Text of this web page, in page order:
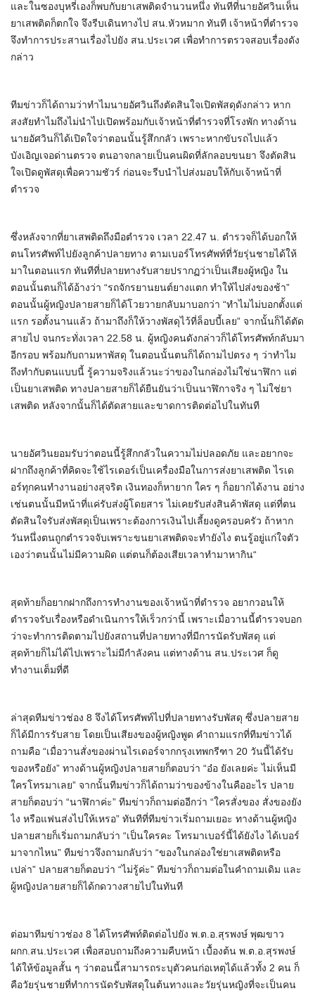
และในซองบุหรี่เองก็พบกับยาเสพติดจำนวนหนึ่ง ทันทีที่นายอัศวินเห็น
ยาเสพติดก็ตกใจ จึงรีบเดินทางไป สน.หัวหมาก ทันที เจ้าหน้าที่ตำรวจ
จึงทำการประสานเรื่องไปยัง สน.ประเวศ เพื่อทำการตรวจสอบเรื่องดัง
กล่าว
ทีมข่าวก็ได้ถามว่าทำไมนายอัศวินถึงตัดสินใจเปิดพัสดุดังกล่าว หาก
สงสัยทำไมถึงไม่นำไปเปิดพร้อมกับเจ้าหน้าที่ตำรวจที่โรงพัก ทางด้าน
นายอัศวินก็ได้เปิดใจว่าตอนนั้นรู้สึกกลัว เพราะหากขับรถไปแล้ว
บังเอิญเจอด่านตรวจ ตนอาจกลายเป็นคนผิดที่ลักลอบขนยา จึงตัดสิน
ใจเปิดดูพัสดุเพื่อความชัวร์ ก่อนจะรีบนำไปส่งมอบให้กับเจ้าหน้าที่
ตำรวจ
ซึ่งหลังจากที่ยาเสพติดถึงมือตำรวจ เวลา 22.47 น. ตำรวจก็ได้บอกให้
ตนโทรศัพท์ไปยังลูกค้าปลายทาง ตามเบอร์โทรศัพท์ที่วัยรุ่นชายได้ให้
มาในตอนแรก ทันทีที่ปลายทางรับสายปรากฏว่าเป็นเสียงผู้หญิง ใน
ตอนนั้นตนก็ได้อ้างว่า “รถจักรยานยนต์ยางแตก ทำให้ไปส่งของช้า”
ตอนนั้นผู้หญิงปลายสายก็ได้โวยวายกลับมาบอกว่า “ทำไมไม่บอกตั้งแต่
แรก รอตั้งนานแล้ว ถ้ามาถึงก็ให้วางพัสดุไว้ที่ล็อบบี้เลย” จากนั้นก็ได้ตัด
สายไป จนกระทั่งเวลา 22.58 น. ผู้หญิงคนดังกล่าวก็ได้โทรศัพท์กลับมา
อีกรอบ พร้อมกับถามหาพัสดุ ในตอนนั้นตนก็ได้ถามไปตรง ๆ ว่าทำไม
ถึงทำกับตนแบบนี้ รู้ความจริงแล้วนะว่าของในกล่องไม่ใช่นาฬิกา แต่
เป็นยาเสพติด ทางปลายสายก็ได้ยืนยันว่าเป็นนาฬิกาจริง ๆ ไม่ใช่ยา
เสพติด หลังจากนั้นก็ได้ตัดสายและขาดการติดต่อไปในทันที
นายอัศวินยอมรับว่าตอนนี้รู้สึกกลัวในความไม่ปลอดภัย และอยากจะ
ฝากถึงลูกค้าที่คิดจะใช้ไรเดอร์เป็นเครื่องมือในการส่งยาเสพติด ไรเด
อร์ทุกคนทำงานอย่างสุจริต เงินทองก็หายาก ใคร ๆ ก็อยากได้งาน อย่าง
เช่นตนนั้นมีหน้าที่แค่รับส่งผู้โดยสาร ไม่เคยรับส่งสินค้าพัสดุ แต่ที่ตน
ตัดสินใจรับส่งพัสดุเป็นเพราะต้องการเงินไปเลี้ยงดูครอบครัว ถ้าหาก
วันหนึ่งตนถูกตำรวจจับเพราะขนยาเสพติดจะทำยังไง ตนรู้อยู่แก่ใจตัว
เองว่าตนนั้นไม่มีความผิด แต่ตนก็ต้องเสียเวลาทำมาหากิน“
สุดท้ายก็อยากฝากถึงการทำงานของเจ้าหน้าที่ตำรวจ อยากวอนให้
ตำรวจรับเรื่องหรือดำเนินการให้เร็วกว่านี้ เพราะเมื่อวานนี้ตำรวจบอก
ว่าจะทำการติดตามไปยังสถานที่ปลายทางที่มีการนัดรับพัสดุ แต่
สุดท้ายก็ไม่ได้ไปเพราะไม่มีกำลังคน แต่ทางด้าน สน.ประเวศ ก็ดู
ทำงานเต็มที่ดี
ล่าสุดทีมข่าวช่อง 8 จึงได้โทรศัพท์ไปที่ปลายทางรับพัสดุ ซึ่งปลายสาย
ก็ได้มีการรับสาย โดยเป็นเสียงของผู้หญิงพูด คำถามแรกที่ทีมข่าวได้
ถามคือ “เมื่อวานสั่งของผ่านไรเดอร์จากกรุงเทพกรีฑา 20 วันนี้ได้รับ
ของหรือยัง” ทางด้านผู้หญิงปลายสายก็ตอบว่า “อ๋อ ยังเลยค่ะ ไม่เห็นมี
ใครโทรมาเลย” จากนั้นทีมข่าวก็ได้ถามว่าของข้างในคืออะไร ปลาย
สายก็ตอบว่า “นาฬิกาค่ะ” ทีมข่าวก็ถามต่ออีกว่า “ใครสั่งของ สั่งของยัง
ไง หรือแฟนส่งไปให้เหรอ” ทันทีที่ทีมข่าวเริ่มถามเยอะ ทางด้านผู้หญิง
ปลายสายก็เริ่มถามกลับว่า “เป็นใครคะ โทรมาเบอร์นี้ได้ยังไง ได้เบอร์
มาจากไหน” ทีมข่าวจึงถามกลับว่า “ของในกล่องใช่ยาเสพติดหรือ
เปล่า” ปลายสายก็ตอบว่า “ไม่รู้ค่ะ” ทีมข่าวก็ถามต่อในคำถามเดิม และ
ผู้หญิงปลายสายก็ได้กดวางสายไปในทันที
ต่อมาทีมข่าวช่อง 8 ได้โทรศัพท์ติดต่อไปยัง พ.ต.อ.สุรพงษ์ พุฒขาว
ผกก.สน.ประเวศ เพื่อสอบถามถึงความคืบหน้า เบื้องต้น พ.ต.อ.สุรพงษ์
ได้ให้ข้อมูลสั้น ๆ ว่าตอนนี้สามารถระบุตัวคนก่อเหตุได้แล้วทั้ง 2 คน ก็
คือวัยรุ่นชายที่ทำการนัดรับพัสดุในต้นทางและวัยรุ่นหญิงที่จะเป็นคน